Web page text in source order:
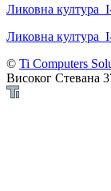
Ликовна
Ликовна
© Ti Computers
Високог Стевана